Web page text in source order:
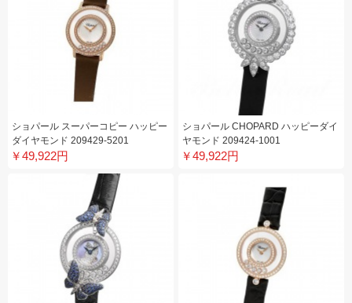
ショパール スーパーコピー ハッピー
ダイヤモンド 209429-5201
￥49,922円
ショパール CHOPARD ハッピーダイ
ヤモンド 209424-1001
￥49,922円